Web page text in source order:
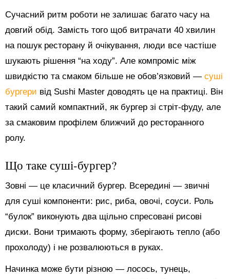
Сучасний ритм роботи не залишає багато часу на
довгий обід. Замість того щоб витрачати 40 хвилин
на пошук ресторану й очікування, люди все частіше
шукають рішення “на ходу”. Але компроміс між
швидкістю та смаком більше не обов’язковий — суші
бургери від Sushi Master доводять це на практиці. Він
такий самий компактний, як бургер зі стріт-фуду, але
за смаковим профілем ближчий до ресторанного
ролу.
Що таке суші-бургер?
Зовні — це класичний бургер. Всередині — звичні
для суші компоненти: рис, риба, овочі, соуси. Роль
“булок” виконують два щільно спресовані рисові
диски. Вони тримають форму, зберігають тепло (або
прохолоду) і не розвалюються в руках.
Начинка може бути різною — лосось, тунець,